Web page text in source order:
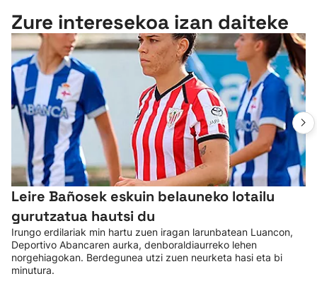
Zure interesekoa izan daiteke
Leire Bañosek eskuin belauneko lotailu
gurutzatua hautsi du
Irungo erdilariak min hartu zuen iragan larunbatean Luancon,
Deportivo Abancaren aurka, denboraldiaurreko lehen
norgehiagokan. Berdegunea utzi zuen neurketa hasi eta bi
minutura.